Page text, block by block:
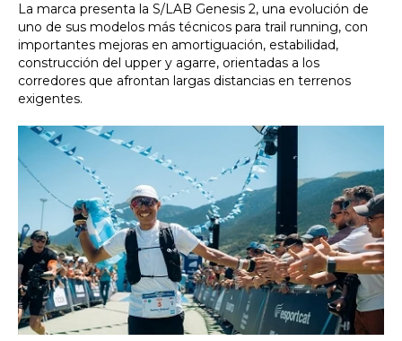
La marca presenta la S/LAB Genesis 2, una evolución de
uno de sus modelos más técnicos para trail running, con
importantes mejoras en amortiguación, estabilidad,
construcción del upper y agarre, orientadas a los
corredores que afrontan largas distancias en terrenos
exigentes.